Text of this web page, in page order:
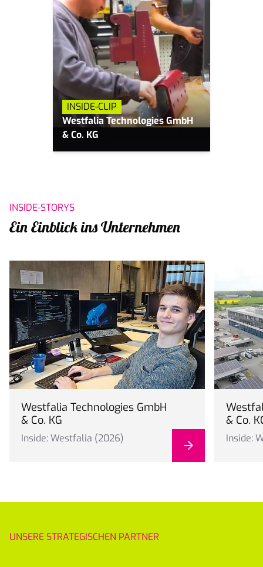
INSIDE-CLIP
Westfalia Technologies GmbH
& Co. KG
INSIDE-STORYS
Ein Einblick ins Unternehmen
Westfalia Technologies GmbH
& Co. KG
Inside: Westfalia (2026)
& Co.
Inside:
UNSERE STRATEGISCHEN PARTNER